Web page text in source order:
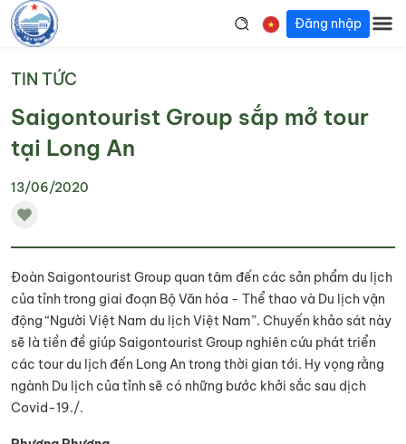
Đăng nhập
TIN TỨC
Saigontourist Group sắp mở tour
tại Long An
13/06/2020
Đoàn Saigontourist Group quan tâm đến các sản phẩm du lịch
của tỉnh trong giai đoạn Bộ Văn hóa - Thể thao và Du lịch vận
động “Người Việt Nam du lịch Việt Nam”. Chuyến khảo sát này
sẽ là tiền đề giúp Saigontourist Group nghiên cứu phát triển
các tour du lịch đến Long An trong thời gian tới. Hy vọng rằng
ngành Du lịch của tỉnh sẽ có những bước khởi sắc sau dịch
Covid-19./.